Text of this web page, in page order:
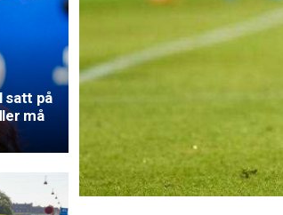
satt på
må